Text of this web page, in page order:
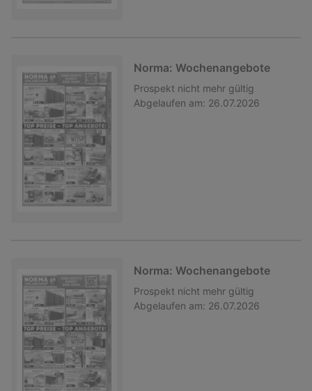
Norma: Wochenangebote
Prospekt nicht mehr gültig
Abgelaufen am: 26.07.2026
Norma: Wochenangebote
Prospekt nicht mehr gültig
Abgelaufen am: 26.07.2026